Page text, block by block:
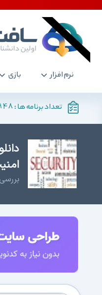
نرم افزار بازی
تعداد برنامه ها :